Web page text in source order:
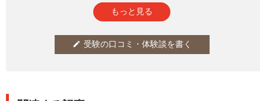
【2022年度第5回3級学科試験】
・例年は50問中ラスト5問のみの計算問題が20問に増加
el等の最新の傾向を把握する必要がある(但し、2023年度学科試
験では問われなかった内容も有り)
もっと見る
edit 受験の口コミ・体験談を書く